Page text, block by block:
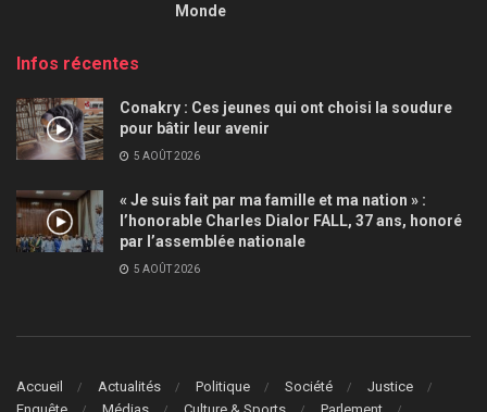
Monde
Infos récentes
Conakry : Ces jeunes qui ont choisi la soudure
pour bâtir leur avenir
5 AOÛT 2026
« Je suis fait par ma famille et ma nation » :
l’honorable Charles Dialor FALL, 37 ans, honoré
par l’assemblée nationale
5 AOÛT 2026
Accueil Actualités Politique Société
Justice